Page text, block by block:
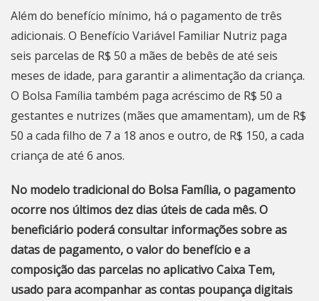
Além do benefício mínimo, há o pagamento de três
adicionais. O Benefício Variável Familiar Nutriz paga
seis parcelas de R$ 50 a mães de bebês de até seis
meses de idade, para garantir a alimentação da criança.
O Bolsa Família também paga acréscimo de R$ 50 a
gestantes e nutrizes (mães que amamentam), um de R$
50 a cada filho de 7 a 18 anos e outro, de R$ 150, a cada
criança de até 6 anos.
No modelo tradicional do Bolsa Família, o pagamento
ocorre nos últimos dez dias úteis de cada mês. O
beneficiário poderá consultar informações sobre as
datas de pagamento, o valor do benefício e a
composição das parcelas no aplicativo Caixa Tem,
usado para acompanhar as contas poupança digitais